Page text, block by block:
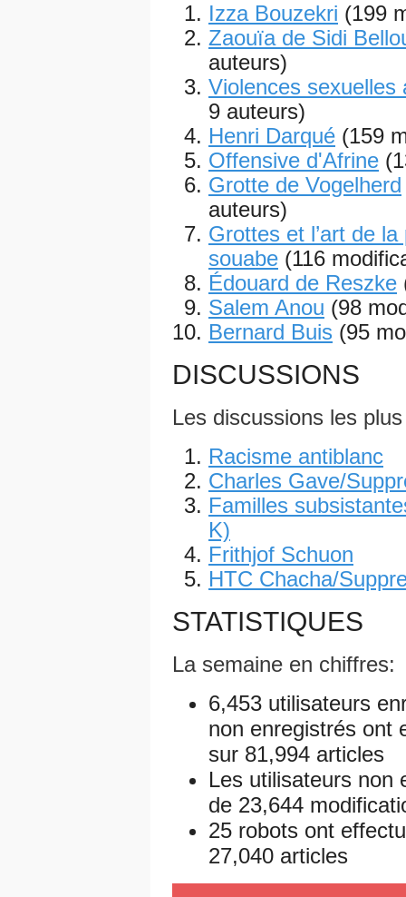
Izza Bouzekri (199
Zaouïa de Sidi
auteurs)
Violences sexuelles
9 auteurs)
Henri Darqué (159
Offensive d'Afrine
Grotte de Vogelherd
auteurs)
Grottes et l’art de
souabe (116
Édouard de Reszke
Salem Anou (98
Bernard Buis (95
DISCUSSIONS
Les discussions les
Racisme antiblanc
Charles Gave/
Familles
K)
Frithjof Schuon
HTC Chacha/
STATISTIQUES
La semaine en chiffres:
6,453 utilisateurs
non enregistrés ont
sur 81,994 articles
Les utilisateurs non
de 23,644
25 robots ont
27,040 articles